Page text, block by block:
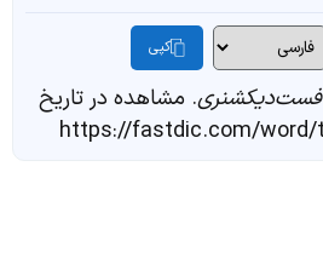
کپی
فست‌دیکشنری. مشاهده در تاریخ